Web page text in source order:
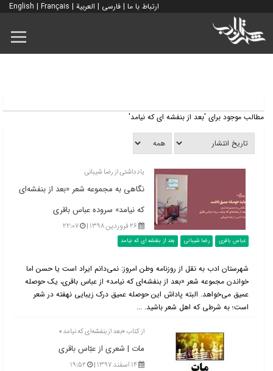
ارتباط با ما | فارسی | العربية |
English | Français
مطالب موجود برای 'بعد از بنفشه ای که نیامد'
یادداشتی از رضا شیبانی
نگاهی به مجموعه شعر «بعد از بنفشه‌ای
که نیامد» سروده عباس باقری
۲۶ فروردین ۱۳۹۸ | ۲۲:۰۷
عباس باقری رضا شیبانی بعد از بنفشه ای که نیامد
شهرستان ادب به نقل از روزنامه وطن امروز: نمی‌دانم ایراد است یا حسن اما
خواندن مجموعه شعر «بعد از بنفشه‌ای که نیامد» از عباس باقری، یک حوصله
عمیق می‌خواهد. البته پاداش این حوصله عمیق درک زیبایی نهفته در شعر
است؛ به شرطی که اهل شعر باشید. ...
از کتاب «بعد از بنفشه‌ای که نیامد»
مات | شعری از عبّاس باقری
۱۴ اسفند ۱۳۹۷ | ۱۹:۵۲